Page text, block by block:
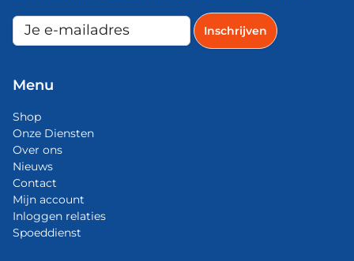
Menu
Shop
Onze Diensten
Over ons
Nieuws
Contact
Mijn account
Inloggen relaties
Spoeddienst